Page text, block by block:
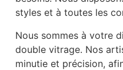
styles et à toutes les
Nous sommes à votre
double vitrage. Nos
minutie et précision,